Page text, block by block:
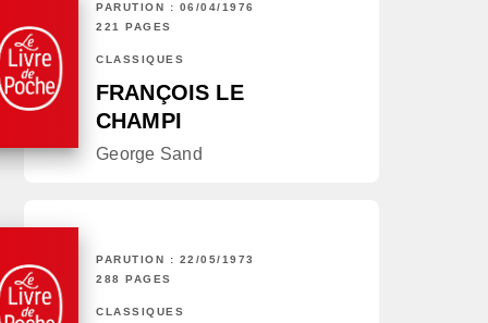
PARUTION : 06/04/1976
221 PAGES
CLASSIQUES
FRANÇOIS LE
CHAMPI
George Sand
PARUTION : 22/05/1973
288 PAGES
CLASSIQUES